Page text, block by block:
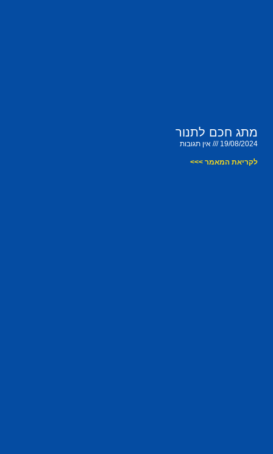
מתג חכם לתנור
19/08/2024 אין תגובות
לקריאת המאמר >>>